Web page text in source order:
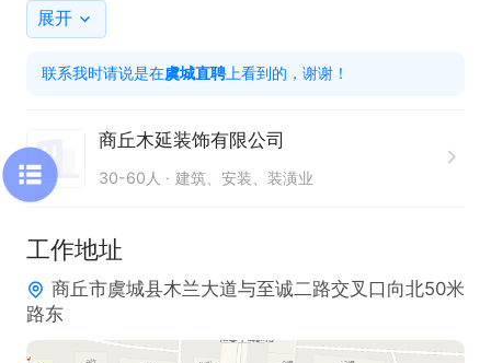
展开
联系我时请说是在虞城直聘 上看到的，谢谢！
商丘木延装饰有限公司
30-60人 建筑、安装、装潢业
工作地址
商丘市虞城县木兰大道与至诚二路交叉口向北50米
路东